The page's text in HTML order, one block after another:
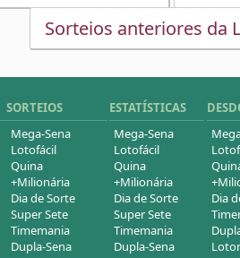
Sorteios anteriores da
SORTEIOS
Mega-Sena
Lotofácil
Quina
+Milionária
Dia de Sorte
Super Sete
Timemania
Dupla-Sena
ESTATÍSTICAS
Mega-Sena
Lotofácil
Quina
+Milionária
Dia de Sorte
Super Sete
Timemania
Dupla-Sena
Dia